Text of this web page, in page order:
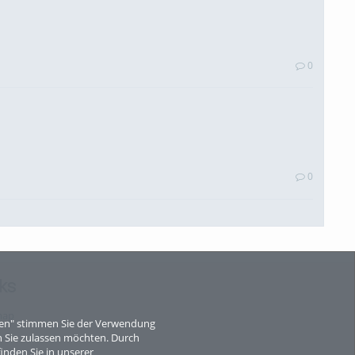
stimmen Sie der Verwendung
zulassen möchten. Durch
Sie in unserer
0
0